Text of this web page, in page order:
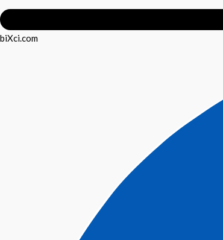
biXci.com